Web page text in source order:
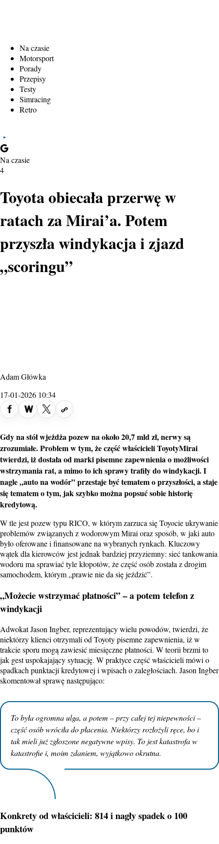
Na czasie
Motorsport
Porady
Przepisy
Testy
Simracing
Retro
Na czasie
4
Toyota obiecała przerwę w
ratach za Mirai’a. Potem
przyszła windykacja i zjazd
„scoringu”
Adam Główka
17-01-2026 10:34
Gdy na stół wjeżdżapozewna około 20,7 mld zł, nerwy są
zrozumiałe. Problem w tym, że część właścicieliToyotyMirai
twierdzi, iż dostała od marki pisemne zapewnienia o możliwości
wstrzymania rat, a mimo to ich sprawy trafiły do windykacji. I
nagle „auto nawodór” przestaje być tematem o przyszłości, a staje
się tematem o tym, jak szybko można popsuć sobie historię
kredytową.
W tle jest pozew typu RICO, w którym zarzuca się Toyocie ukrywanie
problemów związanych z wodorowym Mirai oraz sposób, w jaki auto
było oferowane i finansowane na wybranych rynkach. Kluczowy
wątek dla kierowców jest jednak bardziej przyziemny: sieć tankowania
wodoru ma sprawiać tyle kłopotów, że część osób została z drogim
samochodem, którym „prawie nie da się jeździć”.
„Możecie wstrzymać płatności” – a potem telefon z
windykacji
Adwokat Jason Ingber, reprezentujący wielu powodów, twierdzi, że
niektórzy klienci otrzymali od Toyoty pisemne zapewnienia, iż w
trakcie sporu mogą zawiesić miesięczne płatności. W teorii brzmi to
jak gest uspokajający sytuację. W praktyce część właścicieli mówi o
spadkach punktacji kredytowej i wpisach o zaległościach. Jason Ingber
skomentował sprawę następująco:
To była ogromna ulga, a potem – przy całej tej niepewności –
część osób wróciła do płacenia. Niektórzy rozłożyli ręce, bo i
tak mieli już zgłoszone negatywne wpisy. To jest katastrofa w
katastrofie i, moim zdaniem, wyjątkowo okrutna.
Konkrety od właścicieli: 814 i nagły spadek o 100
punktów